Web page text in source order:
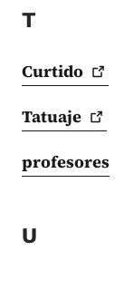
T
Curtido
Tatuaje
profesores
U